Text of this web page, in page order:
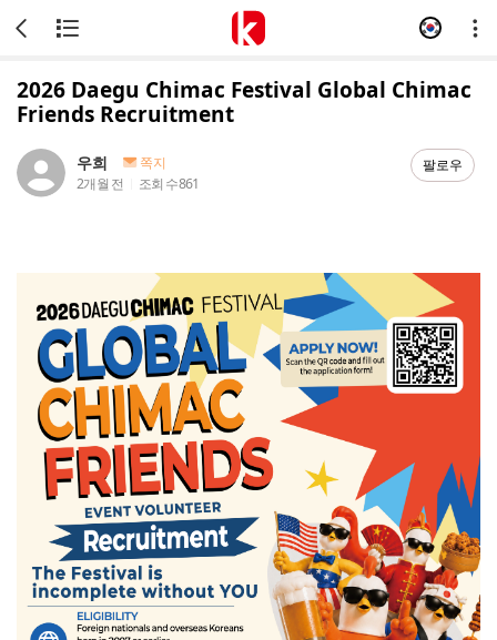
2026 Daegu Chimac Festival Global Chimac
Friends Recruitment
우희
쪽지
2개월 전
조회 수861
팔로우